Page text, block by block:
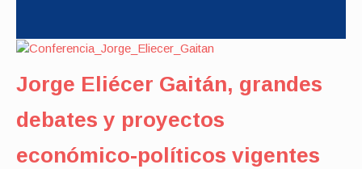
Jorge Eliécer Gaitán, grandes
debates y proyectos
económico-políticos vigentes